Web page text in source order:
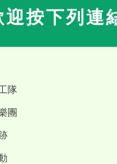
按下列連
隊
團